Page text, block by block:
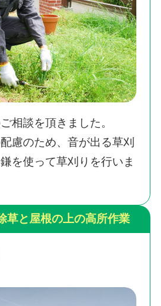
相談を頂きました。
慮のため、音が出る草刈
を使って草刈りを行いま
草と屋根の上の高所作業